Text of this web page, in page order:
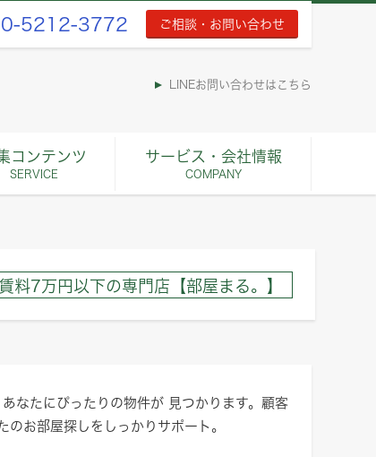
5212-3772 ご相談・お問い合わせ
LINEお問い合わせはこちら
コンテンツ
SERVICE
サービス・会社情報
COMPANY
賃料7万円以下の専門店【部屋まる。】
なたにぴったりの物件が 見つかります。顧客
お部屋探しをしっかりサポート。